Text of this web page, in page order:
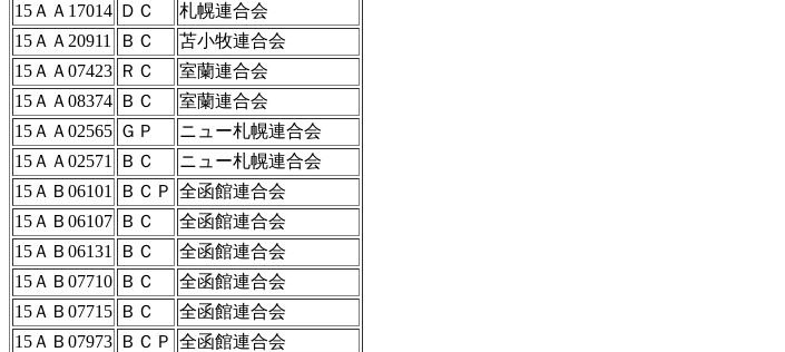
15ＡＡ17014 ＤＣ
札幌連合会
15ＡＡ20911
ＢＣ
苫小牧連合会
15ＡＡ07423 ＲＣ
室蘭連合会
15ＡＡ08374 ＢＣ
室蘭連合会
15ＡＡ02565 ＧＰ
ニュー札幌連合会
15ＡＡ02571
ＢＣ
ニュー札幌連合会
15ＡＢ06101
ＢＣＰ 全函館連合会
15ＡＢ06107 ＢＣ
全函館連合会
15ＡＢ06131
ＢＣ
全函館連合会
15ＡＢ07710 ＢＣ
全函館連合会
15ＡＢ07715 ＢＣ
全函館連合会
15ＡＢ07973 ＢＣＰ 全函館連合会